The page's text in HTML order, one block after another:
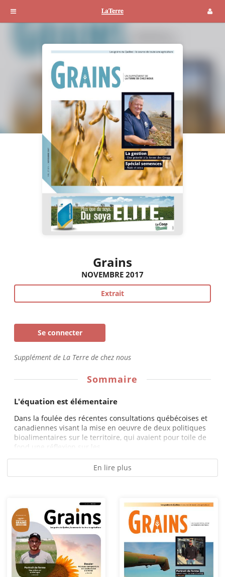
Grains
NOVEMBRE 2017
Extrait
Se connecter
Supplément de La Terre de chez nous
Sommaire
L'équation est élémentaire
Dans la foulée des récentes consultations québécoises et
canadiennes visant la mise en oeuvre de deux politiques
bioalimentaires sur le territoire, qui avaient pour toile de
fond une réflexion sur les...
En lire plus